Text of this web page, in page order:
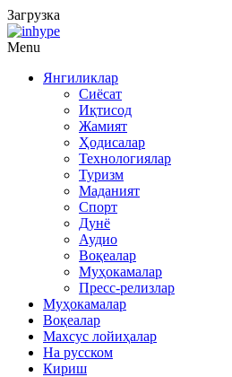
Загрузка
Menu
Янгиликлар
Сиёсат
Иқтисод
Жамият
Ҳодисалар
Технологиялар
Туризм
Маданият
Спорт
Дунё
Аудио
Воқеалар
Муҳокамалар
Пресс-релизлар
Муҳокамалар
Воқеалар
Махсус лойиҳалар
На русском
Кириш